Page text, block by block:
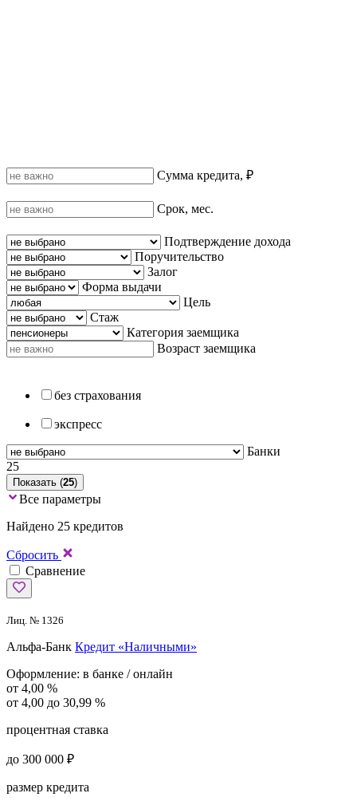
Сумма кредита, ₽
Срок, мес.
Подтверждение дохода
Поручительство
Залог
Форма выдачи
Цель
Стаж
Категория заемщика
Возраст заемщика
без страхования
экспресс
Банки
25
Показать (25)
Все параметры
Найдено 25 кредитов
Сбросить
Сравнение
Лиц. № 1326
Альфа-Банк Кредит «Наличными»
Оформление: в банке / онлайн
от 4,00 %
от 4,00 до 30,99 %
процентная ставка
до 300 000 ₽
размер кредита